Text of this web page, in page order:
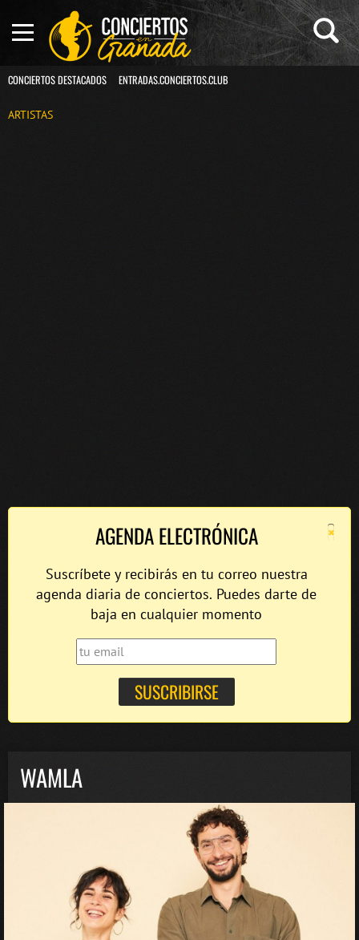
CONCIERTOS DESTACADOS ENTRADAS.CONCIERTOS.CLUB
ARTISTAS
×
AGENDA ELECTRÓNICA
Suscríbete y recibirás en tu correo nuestra
agenda diaria de conciertos. Puedes darte de
baja en cualquier momento
WAMLA